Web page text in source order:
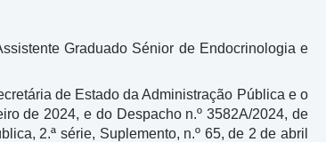
Graduado Sénior de Endocrinologia e
de Estado da Administração Pública e o
de 2024, e do Despacho n.º 3582A/2024, de
2.ª série, Suplemento, n.º 65, de 2 de abril